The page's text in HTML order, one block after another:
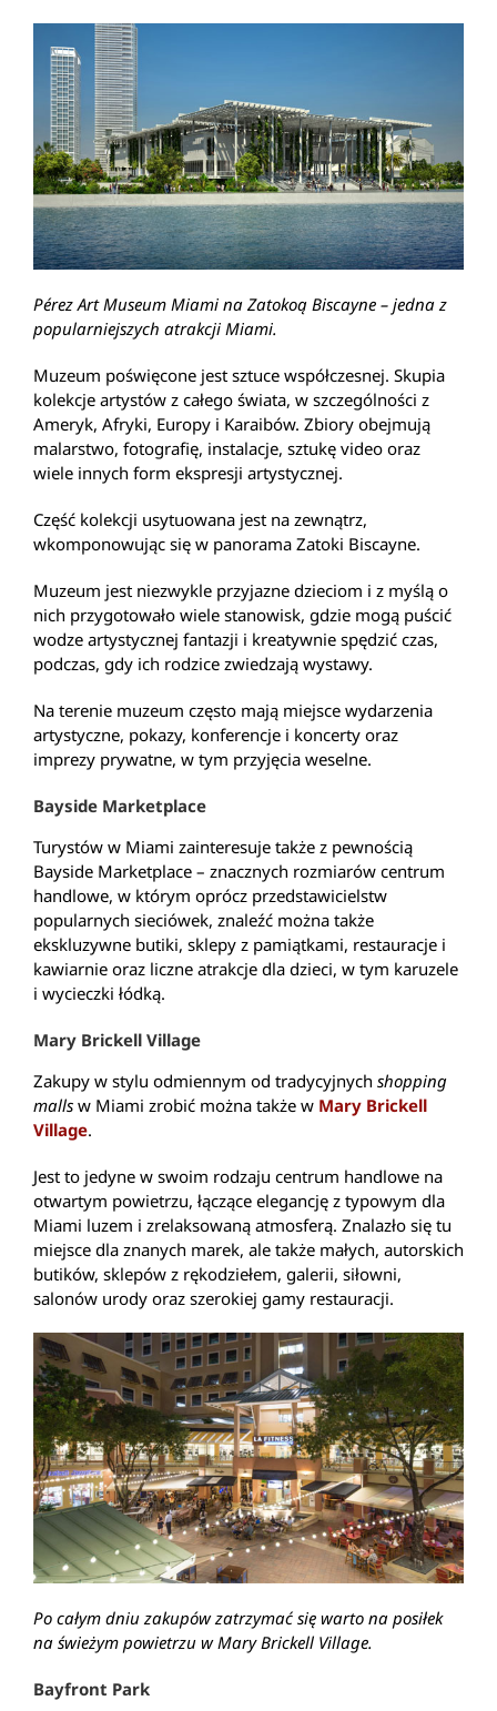
Pérez Art Museum Miami na Zatokoą Biscayne – jedna z
popularniejszych atrakcji Miami.
Muzeum poświęcone jest sztuce współczesnej. Skupia
kolekcje artystów z całego świata, w szczególności z
Ameryk, Afryki, Europy i Karaibów. Zbiory obejmują
malarstwo, fotografię, instalacje, sztukę video oraz
wiele innych form ekspresji artystycznej.
Część kolekcji usytuowana jest na zewnątrz,
wkomponowując się w panorama Zatoki Biscayne.
Muzeum jest niezwykle przyjazne dzieciom i z myślą o
nich przygotowało wiele stanowisk, gdzie mogą puścić
wodze artystycznej fantazji i kreatywnie spędzić czas,
podczas, gdy ich rodzice zwiedzają wystawy.
Na terenie muzeum często mają miejsce wydarzenia
artystyczne, pokazy, konferencje i koncerty oraz
imprezy prywatne, w tym przyjęcia weselne.
Bayside Marketplace
Turystów w Miami zainteresuje także z pewnością
Bayside Marketplace – znacznych rozmiarów centrum
handlowe, w którym oprócz przedstawicielstw
popularnych sieciówek, znaleźć można także
ekskluzywne butiki, sklepy z pamiątkami, restauracje i
kawiarnie oraz liczne atrakcje dla dzieci, w tym karuzele
i wycieczki łódką.
Mary Brickell Village
Zakupy w stylu odmiennym od tradycyjnych shopping
malls w Miami zrobić można także w Mary Brickell
Village.
Jest to jedyne w swoim rodzaju centrum handlowe na
otwartym powietrzu, łączące elegancję z typowym dla
Miami luzem i zrelaksowaną atmosferą. Znalazło się tu
miejsce dla znanych marek, ale także małych, autorskich
butików, sklepów z rękodziełem, galerii, siłowni,
salonów urody oraz szerokiej gamy restauracji.
Po całym dniu zakupów zatrzymać się warto na posiłek
na świeżym powietrzu w Mary Brickell Village.
Bayfront Park